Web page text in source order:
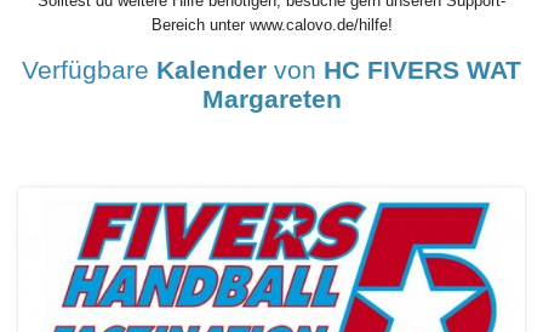
Bereich unter www.calovo.de/hilfe!
Verfügbare Kalender von HC FIVERS WAT
Margareten